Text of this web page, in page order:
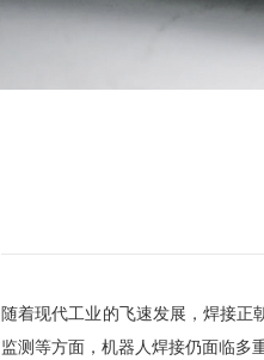
随着现代工业的飞速发展，焊接正
监测等方面，机器人焊接仍面临多